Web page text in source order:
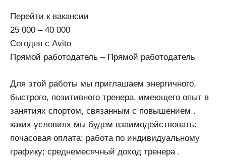
Перейти к вакансии
25 000 – 40 000
Сегодня с Avito
Прямой работодатель – Прямой работодатель
Для этой работы мы приглашаем энергичного,
быстрого, позитивного тренера, имеющего опыт в
занятиях спортом, связанным с повышением .
каких условиях мы будем взаимодействовать:
почасовая оплата; работа по индивидуальному
графику; среднемесячный доход тренера .